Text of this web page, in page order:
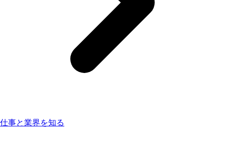
仕事と業界を知る